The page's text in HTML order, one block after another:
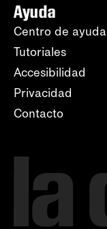
Ayuda
Centro de ayuda
Tutoriales
Accesibilidad
Privacidad
Contacto